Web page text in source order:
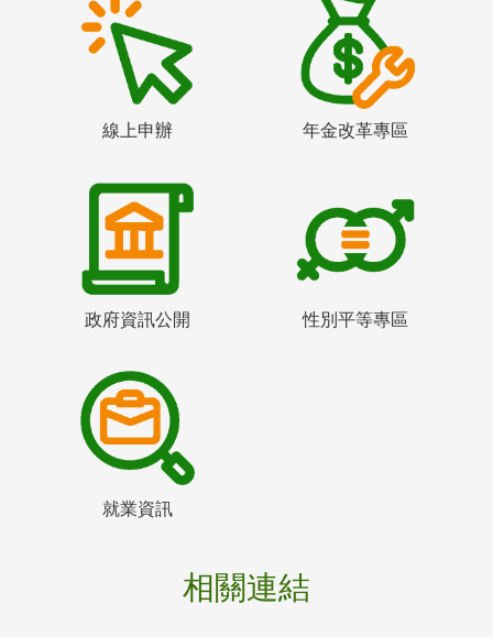
線上申辦 年金改革專區
政府資訊公開 性別平等專區
就業資訊
相關連結